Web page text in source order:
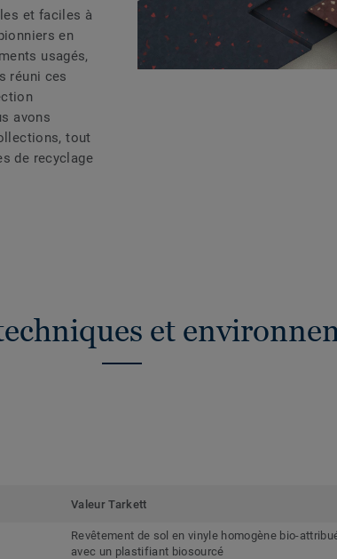
et faciles à
en
usagés,
réuni ces
avons
tout
de recyclage
et
Valeur Tarkett
Revêtement de sol en vinyle homogène bio-
avec un plastifiant biosourcé